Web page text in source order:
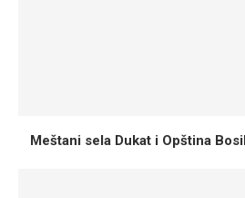
Meštani sela Dukat i Opština